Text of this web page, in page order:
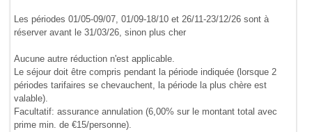
Les périodes 01/05-09/07, 01/09-18/10 et 26/11-23/12/26 sont à
réserver avant le 31/03/26, sinon plus cher
Aucune autre réduction n'est applicable.
Le séjour doit être compris pendant la période indiquée (lorsque 2
périodes tarifaires se chevauchent, la période la plus chère est
valable).
Facultatif: assurance annulation (6,00% sur le montant total avec
prime min. de €15/personne).